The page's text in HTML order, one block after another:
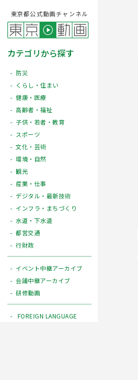
東京都公式動画チャンネル
カテゴリから探す
防災
くらし・住まい
健康・医療
高齢者・福祉
子供・若者・教育
スポーツ
文化・芸術
環境・自然
観光
産業・仕事
デジタル・最新技術
インフラ・まちづくり
水道・下水道
都営交通
行財政
イベント中継アーカイブ
会議中継アーカイブ
研修動画
FOREIGN LANGUAGE